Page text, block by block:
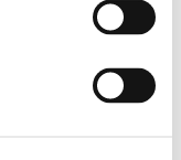
rispetto della
la casa
Touring